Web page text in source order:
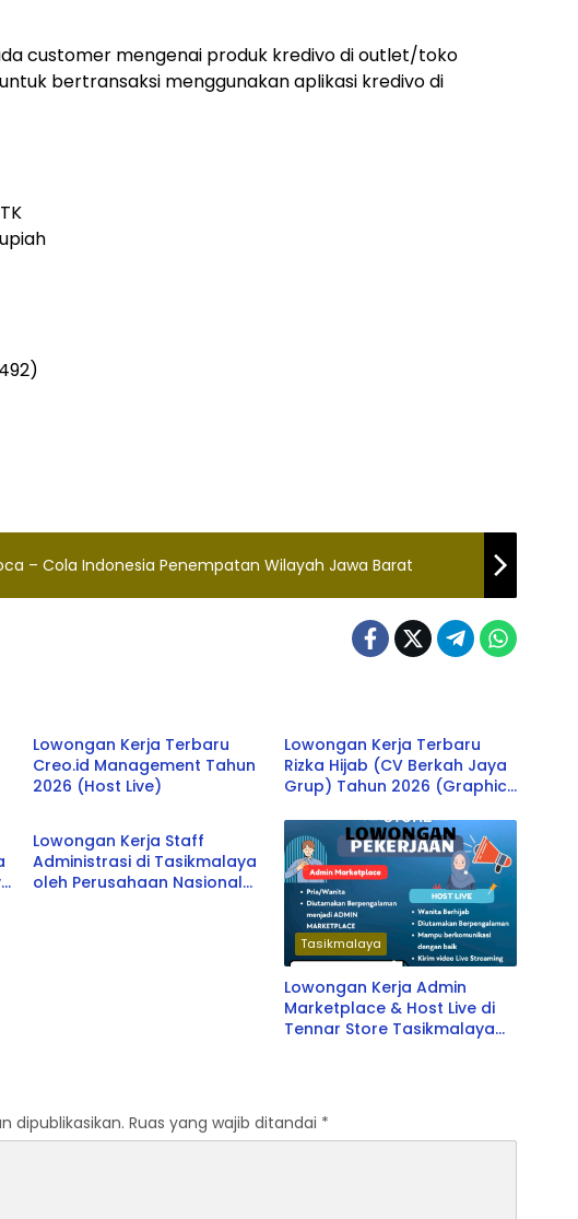
customer mengenai produk kredivo di outlet/toko
bertransaksi menggunakan aplikasi kredivo di
– Cola Indonesia Penempatan Wilayah Jawa Barat
Lowongan Kerja Terbaru
Creo.id Management Tahun
2026 (Host Live)
Lowongan Kerja Terbaru
Rizka Hijab (CV Berkah Jaya
Grup) Tahun 2026 (Graphic
Tasikmalaya
Lowongan Kerja Staff
Administrasi di Tasikmalaya
oleh Perusahaan Nasional
Tasikmalaya
Lowongan Kerja Admin
Marketplace & Host Live di
Tennar Store Tasikmalaya
dipublikasikan. Ruas yang wajib ditandai *